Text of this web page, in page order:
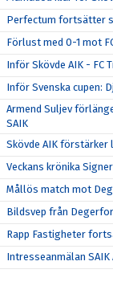
Perfectum fortsätter
Förlust med 0-1 mot
Inför Skövde AIK - FC
Inför Svenska cupen:
Armend Suljev
SAIK
Skövde AIK förstärker
Veckans krönika
Mållös match mot
Bildsvep från
Rapp Fastigheter
Intresseanmälan SAIK